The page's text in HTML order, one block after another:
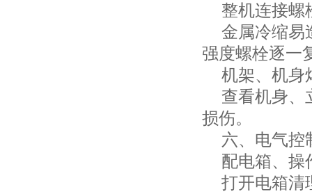
整机连接螺
金属冷缩易
强度螺栓逐一
机架、机身
查看机身、
损伤。
六、电气控
配电箱、操
打开电箱清